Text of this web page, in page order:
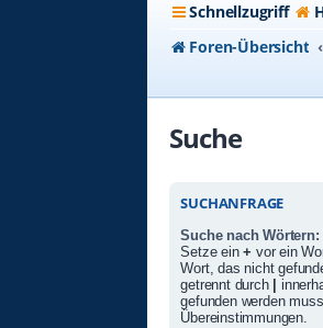
Schnellzugriff
Foren-Übersicht
Suche
SUCHANFRAGE
Suche nach Wörtern:
Setze ein+ vor ein
Wort, das nicht
getrennt durch |
gefunden werden
Übereinstimmungen.